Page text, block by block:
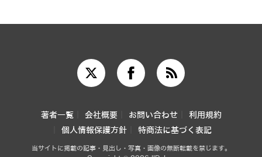
著者一覧 会社概要 お問い合わせ
利用規約
個人情報保護方針
特商法に基づく表記
当サイトに掲載の記事・見出し・写真・画像の無断転載を禁じます。